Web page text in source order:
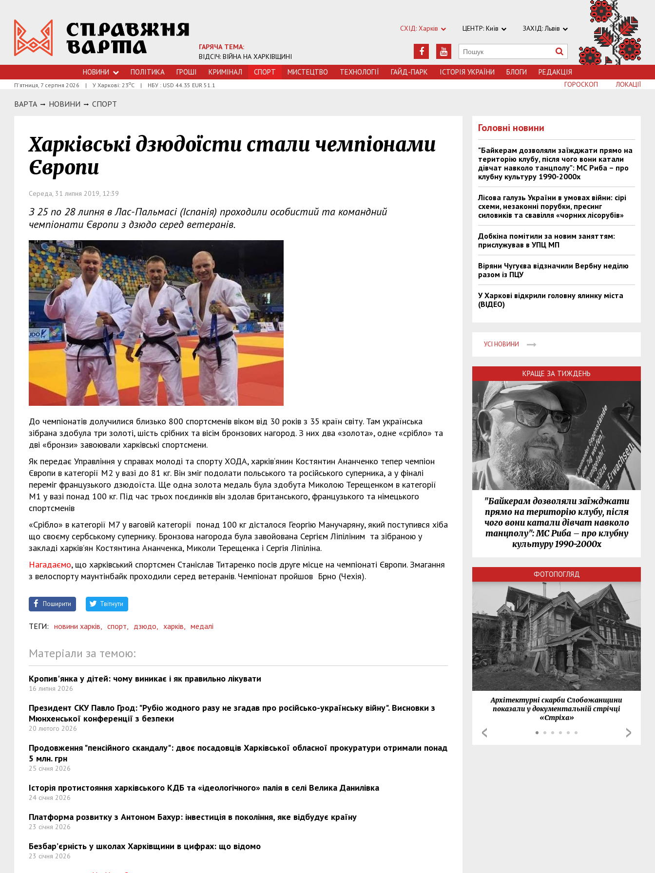
ГАРЯЧА ТЕМА:
ВІДСІЧ: ВІЙНА НА ХАРКІВЩИНІ
СХІД: Харків ЦЕНТР: Київ ЗАХІД: Львів
НОВИНИ ПОЛІТИКА ГРОШI КРИМIНАЛ СПОРТ МИСТЕЦТВО ТЕХНОЛОГIЇ ГАЙД-ПАРК ІСТОРІЯ УКРАЇНИ БЛОГИ РЕДАКЦІЯ
П'ятниця, 7 серпня 2026 | У Харкові: 23оС | НБУ : USD 44.35 EUR 51.1 ЛОКАЦІЇ
ГОРОСКОП
ВАРТА НОВИНИ СПОРТ
Харківські дзюдоїсти стали чемпіонами
Європи
Середа, 31 липня 2019, 12:39
З 25 по 28 липня в Лас-Пальмасі (Іспанія) проходили особистий та командний
чемпіонати Європи з дзюдо серед ветеранів.
До чемпіонатів долучилися близько 800 спортсменів віком від 30 років з 35 країн світу. Там українська
зібрана здобула три золоті, шість срібних та вісім бронзових нагород. З них два «золота», одне «срібло» та
дві «бронзи» завоювали харківські спортсмени.
Як передає Управління у справах молоді та спорту ХОДА, харків‘янин Костянтин Ананченко тепер чемпіон
Європи в категорії М2 у вазі до 81 кг. Він зміг подолати польського та російського суперника, а у фіналі
переміг французького дзюдоїста. Ще одна золота медаль була здобута Миколою Терещенком в категорії
М1 у вазі понад 100 кг. Під час трьох поєдинків він здолав британського, французького та німецького
спортсменів
«Срібло» в категорії М7 у ваговій категорії понад 100 кг дісталося Георгію Манучаряну, який поступився хіба
що своєму сербському супернику. Бронзова нагорода була завойована Сергієм Ліпіліним та зібраною у
закладі харків’ян Костянтина Ананченка, Миколи Терещенка і Сергія Ліпіліна.
Нагадаємо, що харківський спортсмен Станіслав Титаренко посів друге місце на чемпіонаті Європи. Змагання
з велоспорту маунтінбайк проходили серед ветеранів. Чемпіонат пройшов Брно (Чехія).
Поширити Твітнути
ТЕГИ: новини харків, спорт, дзюдо, харків, медалі
Матеріали за темою:
Кропив'янка у дітей: чому виникає і як правильно лікувати
16 липня 2026
Президент СКУ Павло Грод: "Рубіо жодного разу не згадав про російсько-українську війну". Висновки з
Мюнхенської конференції з безпеки
20 лютого 2026
Продовження "пенсійного скандалу": двоє посадовців Харківської обласної прокуратури отримали понад
5 млн. грн
25 січня 2026
Історія протистояння харківського КДБ та «ідеологічного» палія в селі Велика Данилівка
24 січня 2026
Платформа розвитку з Антоном Бахур: інвестиція в покоління, яке відбудує країну
23 січня 2026
Безбар’єрність у школах Харківщини в цифрах: що відомо
23 січня 2026
Головні новини
"Байкерам дозволяли заїжджати прямо на
територію клубу, після чого вони катали
дівчат навколо танцполу": МС Риба – про
клубну культуру 1990-2000х
Лісова галузь України в умовах війни: сірі
схеми, незаконні порубки, пресинг
силовиків та свавілля «чорних лісорубів»
Добкіна помітили за новим заняттям:
прислужував в УПЦ МП
Віряни Чугуєва відзначили Вербну неділю
разом із ПЦУ
У Харкові відкрили головну ялинку міста
(ВІДЕО)
УСІ НОВИНИ
КРАЩЕ ЗА ТИЖДЕНЬ
"Байкерам дозволяли заїжджати
прямо на територію клубу, після
чого вони катали дівчат навколо
танцполу": МС Риба – про клубну
культуру 1990-2000х
ФОТОПОГЛЯД
Архітектурні скарби Слобожанщини
показали у документальній стрічці
«Стріха»